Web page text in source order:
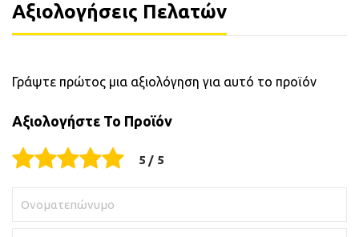
Αξιολογήσεις Πελατών
Γράψτε πρώτος μια αξιολόγηση για αυτό το προϊόν
Αξιολογήστε Το Προϊόν